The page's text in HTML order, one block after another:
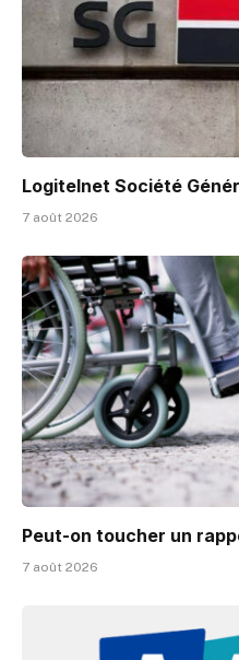
Logitelnet Société
7 août 2026
Peut-on toucher un
7 août 2026